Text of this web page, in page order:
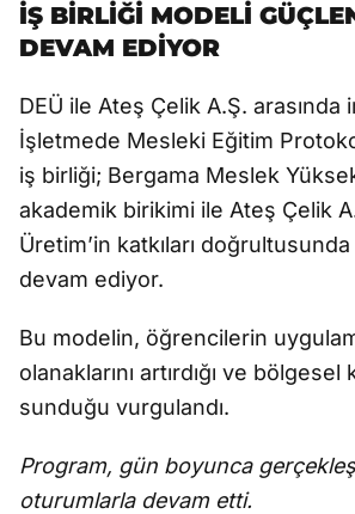
İŞ BİRLİĞİ MODELİ
DEVAM EDİYOR
DEÜ ile Ateş Çelik A.Ş. arasında
İşletmede Mesleki Eğitim
iş birliği; Bergama Meslek
akademik birikimi ile Ateş Çelik
Üretim’in katkıları
devam ediyor.
Bu modelin, öğrencilerin
olanaklarını artırdığı ve bölgesel
sunduğu vurgulandı.
Program, gün boyunca
oturumlarla devam etti.